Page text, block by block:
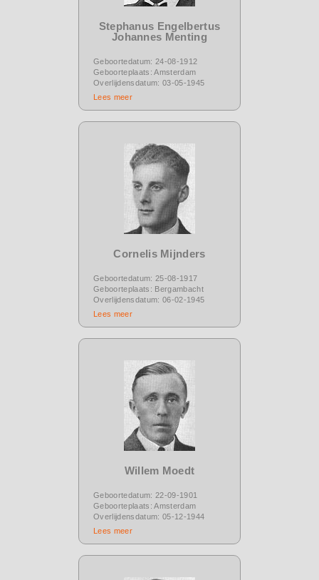
Stephanus Engelbertus
Johannes Menting
Geboortedatum: 24-08-1912
Geboorteplaats: Amsterdam
Overlijdensdatum: 03-05-1945
Lees meer
Cornelis Mijnders
Geboortedatum: 25-08-1917
Geboorteplaats: Bergambacht
Overlijdensdatum: 06-02-1945
Lees meer
Willem Moedt
Geboortedatum: 22-09-1901
Geboorteplaats: Amsterdam
Overlijdensdatum: 05-12-1944
Lees meer